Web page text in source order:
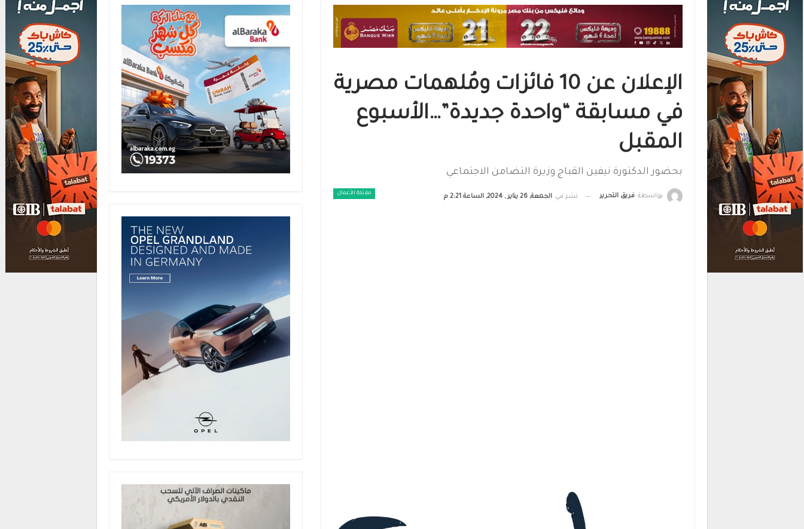
الإعلان عن 10 فائزات ومُلهمات مصرية
في مسابقة “واحدة جديدة”…الأسبوع
المقبل
بحضور الدكتورة نيفين القباج وزيرة التضامن الاجتماعي
ملائكة الأعمال بواسطة فريق التحرير نشر في الجمعة, 26 يناير , 2024, الساعة 2:21 م